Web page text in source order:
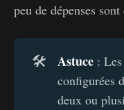
peu de dépenses
🛠️ Astuce :
configurées
deux ou